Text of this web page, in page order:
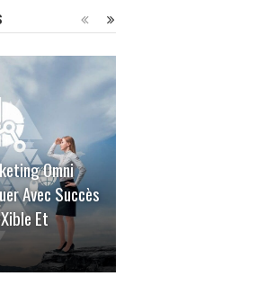
Omni
Avec Succès
Et